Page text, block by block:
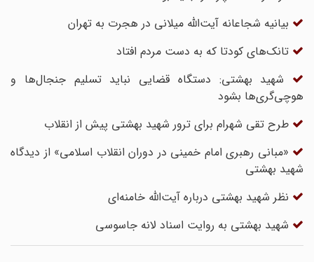
بیانیه شجاعانه آیت‌الله میلانی در هجرت به تهران
تانک‌های کودتا که به دست مردم افتاد
شهید بهشتی: دستگاه قضایی نباید تسلیم جنجال‌ها و
هوچی‌گری‌ها بشود
طرح تقی‌ شهرام برای ترور شهید بهشتی پیش از انقلاب
«مبانی رهبری امام خمینی در دوران انقلاب اسلامی» از دیدگاه
شهید بهشتی
نظر شهید بهشتی درباره آیت‌الله خامنه‌ای
شهید بهشتی به روایت اسناد لانه جاسوسی